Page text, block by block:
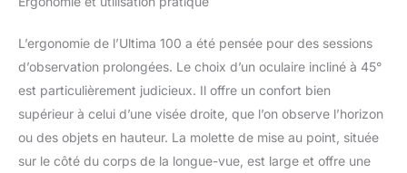
L’ergonomie de l’Ultima 100 a été pensée pour des sessions
d’observation prolongées. Le choix d’un oculaire incliné à 45°
est particulièrement judicieux. Il offre un confort bien
supérieur à celui d’une visée droite, que l’on observe l’horizon
ou des objets en hauteur. La molette de mise au point, située
sur le côté du corps de la longue-vue, est large et offre une